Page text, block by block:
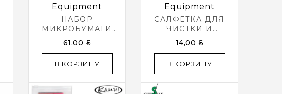
Equipment
НАБОР
МИКРОБУМАГИ
ДЛЯ ПОЛИРОВКИ
КИЯ NICK`S EDGE
61,00 BYN
В КОРЗИНУ
Equipment
САЛФЕТКА ДЛЯ
ЧИСТКИ И
ПОЛИРОВКИ
БИЛЬЯРДНОГО
34X34СМ
МИКРОФИБРА
14,00 BYN
В КОРЗИНУ